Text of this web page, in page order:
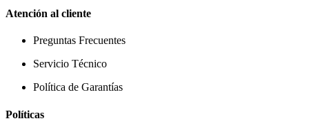
Atención al cliente
Preguntas Frecuentes
Servicio Técnico
Política de Garantías
Políticas